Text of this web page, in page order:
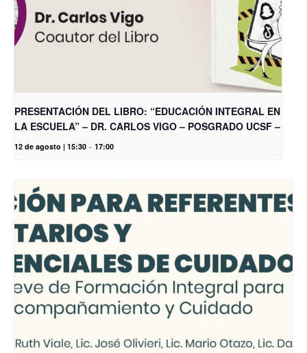
PRESENTACIÓN DEL LIBRO: “EDUCACIÓN INTEGRAL EN
LA ESCUELA” – DR. CARLOS VIGO – POSGRADO UCSF –
12 de agosto | 15:30 - 17:00